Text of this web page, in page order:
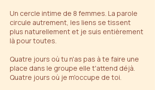
Un cercle intime de 8 femmes. La parole
circule autrement, les liens se tissent
plus naturellement et je suis entièrement
là pour toutes.
Quatre jours où tu n'as pas à te faire une
place dans le groupe elle t'attend déjà.
Quatre jours où je m'occupe de toi.